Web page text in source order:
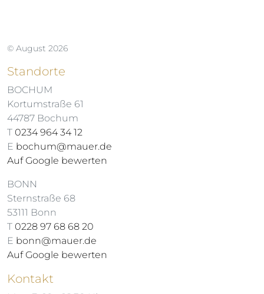
© August 2026
Standorte
BOCHUM
Kortumstraße 61
44787 Bochum
T 0234 964 34 12
E bochum@mauer.de
Auf Google bewerten
BONN
Sternstraße 68
53111 Bonn
T 0228 97 68 68 20
E bonn@mauer.de
Auf Google bewerten
Kontakt